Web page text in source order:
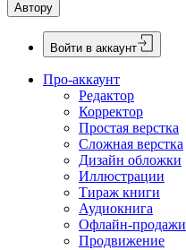
Автору
Войти в аккаунт
Про-аккаунт
Редактор
Корректор
Простая верстка
Сложная верстка
Дизайн обложки
Иллюстрации
Тираж книги
Аудиокнига
Офлайн-продажи
Продвижение